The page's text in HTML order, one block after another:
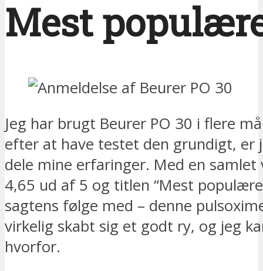
Mest
Jeg har brugt Beurer PO 30 i flere
efter at have testet den grundigt, er
dele mine erfaringer. Med en samlet
4,65 ud af 5 og titlen “Mest
sagtens følge med – denne
virkelig skabt sig et godt ry, og jeg
hvorfor.